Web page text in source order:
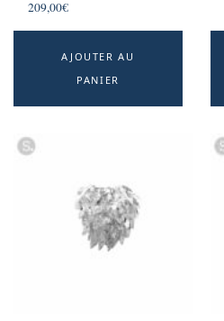
209,00€
AJOUTER AU
PANIER